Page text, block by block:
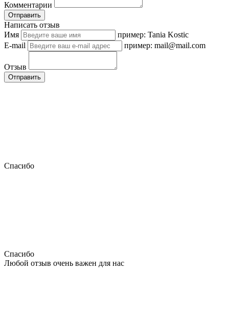
Комментарии
Отправить
Написать отзыв
Имя
пример: Tania Kostic
E-mail
пример: mail@mail.com
Отзыв
Отправить
Спасибо
Спасибо
Любой отзыв очень важен для нас